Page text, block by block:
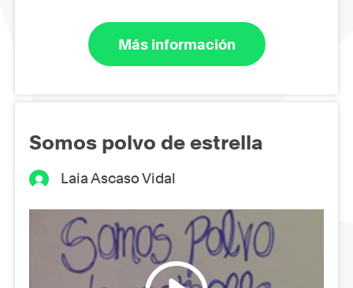
Más información
Somos polvo de estrella
Laia Ascaso Vidal